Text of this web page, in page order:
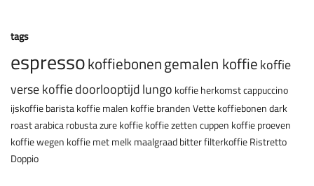
tags
espressokoffiebonengemalen koffiekoffie
verse koffiedoorlooptijdlungo koffie herkomstcappuccino
ijskoffiebaristakoffie malen koffie brandenVette koffiebonendark
roastarabicarobustazure koffiekoffie zettencuppen koffie proeven
koffie wegen koffie met melkmaalgraadbitterfilterkoffieRistretto
Doppio